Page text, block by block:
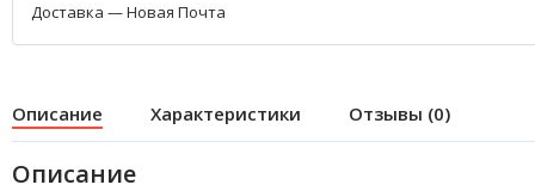
Доставка — Новая Почта
Описание Характеристики Отзывы (0)
Описание